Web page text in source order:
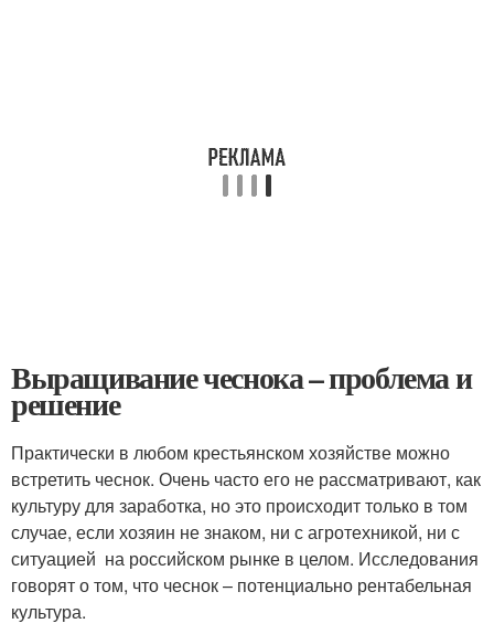
Выращивание чеснока – проблема и
решение
Практически в любом крестьянском хозяйстве можно
встретить чеснок. Очень часто его не рассматривают, как
культуру для заработка, но это происходит только в том
случае, если хозяин не знаком, ни с агротехникой, ни с
ситуацией на российском рынке в целом. Исследования
говорят о том, что чеснок – потенциально рентабельная
культура.